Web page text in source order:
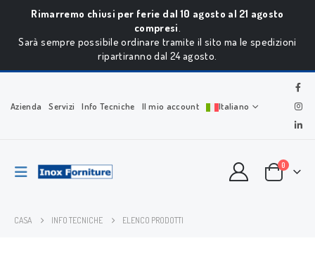
Rimarremo chiusi per ferie dal 10 agosto al 21 agosto
compresi.
Sarà sempre possibile ordinare tramite il sito ma le spedizioni
ripartiranno dal 24 agosto.
Azienda Servizi Info Tecniche Il mio account Italiano
0
CASA INFO TECNICHE ELENCO PRODOTTI